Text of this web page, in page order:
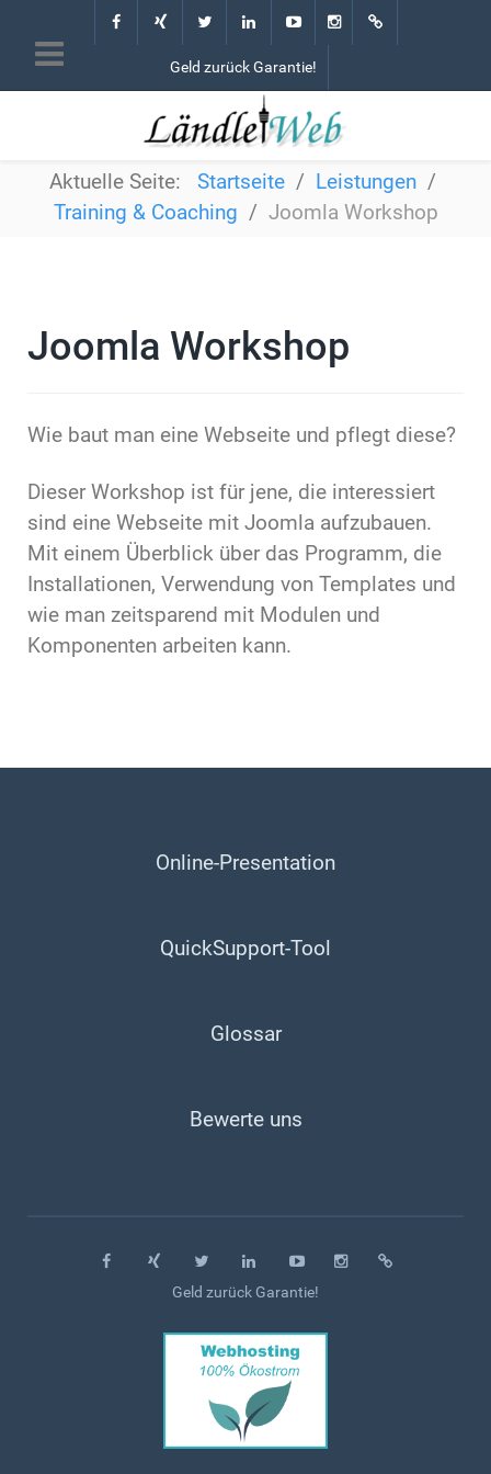
Geld zurück Garantie!
Aktuelle Seite: Startseite
Leistungen
Training & Coaching
Joomla Workshop
Joomla Workshop
Wie baut man eine Webseite und pflegt diese?
Dieser Workshop ist für jene, die interessiert
sind eine Webseite mit Joomla aufzubauen.
Mit einem Überblick über das Programm, die
Installationen, Verwendung von Templates und
wie man zeitsparend mit Modulen und
Komponenten arbeiten kann.
Online-Presentation
QuickSupport-Tool
Glossar
Bewerte uns
Geld zurück Garantie!